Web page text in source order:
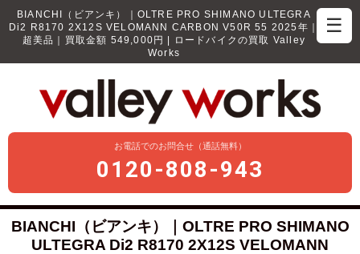
☰
BIANCHI（ビアンキ）｜OLTRE PRO SHIMANO ULTEGRA
Di2 R8170 2X12S VELOMANN CARBON V50R 55 2025年｜
超美品｜買取金額 549,000円 | ロードバイクの買取 Valley
Works
お電話でのお問合せ（通話無料）
0120-808-943
BIANCHI（ビアンキ）｜OLTRE PRO SHIMANO
ULTEGRA Di2 R8170 2X12S VELOMANN